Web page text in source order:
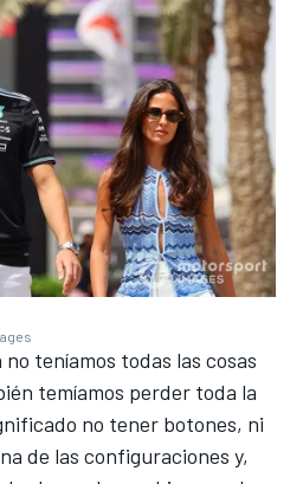
teníamos todas las cosas
temíamos perder toda la
no tener botones, ni
de las configuraciones y,